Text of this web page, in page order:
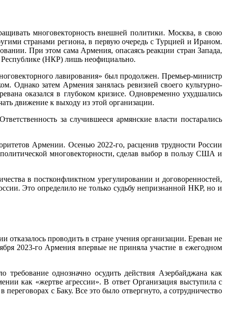
многовекторность внешней политики. Москва, в свою
странами региона, в первую очередь с Турцией и Ираном.
При этом сама Армения, опасаясь реакции стран Запада,
Республике (НКР) лишь неофициально.
лавирования» был продолжен. Премьер-министр
затем Армения занялась ревизией своего культурно-
оказался в глубоком кризисе. Одновременно ухудшались
движение к выходу из этой организации.
за случившееся армянские власти постарались
Армении. Осенью 2022-го, расценив трудности России
многовекторности, сделав выбор в пользу США и
в постконфликтном урегулировании и договоренностей,
Это определило не только судьбу непризнанной НКР, но и
проводить в стране учения организации. Ереван не
2023-го Армения впервые не приняла участие в ежегодном
однозначно осудить действия Азербайджана как
как «жертве агрессии». В ответ Организация выступила с
с Баку. Все это было отвергнуто, а сотрудничество